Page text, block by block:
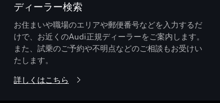
ディーラー検索
お住まいや職場のエリアや郵便番号などを入力するだ
けで、お近くのAudi正規ディーラーをご案内します。
また、試乗のご予約や不明点などのご相談もお受けい
たします。
詳しくはこちら